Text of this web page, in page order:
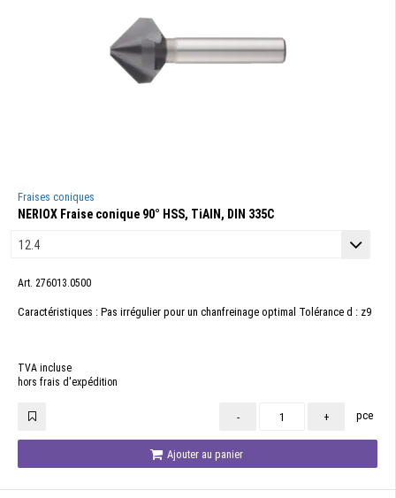
Fraises coniques
NERIOX Fraise conique 90° HSS, TiAlN, DIN 335C
Art. 276013.0500
Caractéristiques : Pas irrégulier pour un chanfreinage optimal Tolérance d : z9
TVA incluse
hors frais d'expédition
- + pce
Ajouter au panier